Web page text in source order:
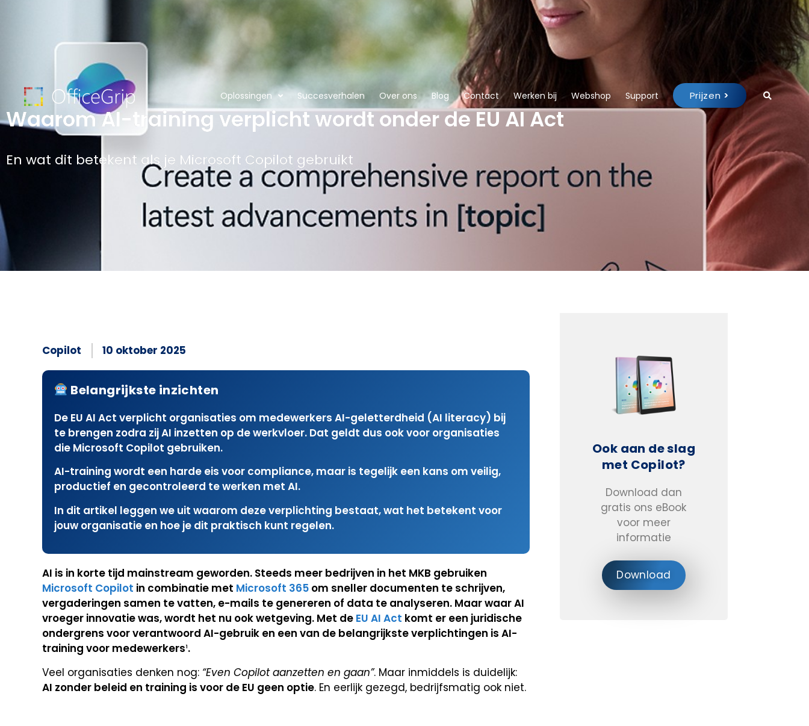
Oplossingen Succesverhalen Over ons Blog Contact Werken bij Webshop Support Prijzen >
Waarom AI-training verplicht wordt onder de EU AI Act
En wat dit betekent als je Microsoft Copilot gebruikt
Copilot 10 oktober 2025
Belangrijkste inzichten
De EU AI Act verplicht organisaties om medewerkers AI-geletterdheid (AI literacy) bij
te brengen zodra zij AI inzetten op de werkvloer. Dat geldt dus ook voor organisaties
die Microsoft Copilot gebruiken.
AI-training wordt een harde eis voor compliance, maar is tegelijk een kans om veilig,
productief en gecontroleerd te werken met AI.
In dit artikel leggen we uit waarom deze verplichting bestaat, wat het betekent voor
jouw organisatie en hoe je dit praktisch kunt regelen.
AI is in korte tijd mainstream geworden. Steeds meer bedrijven in het MKB gebruiken
Microsoft Copilot in combinatie met Microsoft 365 om sneller documenten te schrijven,
vergaderingen samen te vatten, e-mails te genereren of data te analyseren. Maar waar AI
vroeger innovatie was, wordt het nu ook wetgeving. Met de EU AI Act komt er een juridische
ondergrens voor verantwoord AI-gebruik en een van de belangrijkste verplichtingen is AI-
training voor medewerkers¹.
Veel organisaties denken nog: “Even Copilot aanzetten en gaan”. Maar inmiddels is duidelijk:
AI zonder beleid en training is voor de EU geen optie. En eerlijk gezegd, bedrijfsmatig ook niet.
Ook aan de slag
met Copilot?
Download dan
gratis ons eBook
voor meer
informatie
Download